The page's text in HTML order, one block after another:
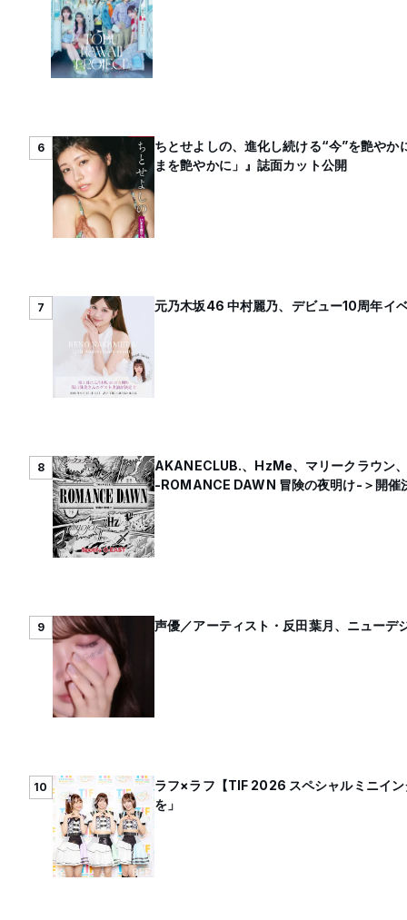
6
ちとせよしの、進化し続ける“今”を艶や
まを艶やかに」』誌面カット公開
7 元乃木坂46 中村麗乃、デビュー10周年イ
8
AKANECLUB.、HzMe、マリークラウ
-ROMANCE DAWN 冒険の夜明け-＞開催
9 声優／アーティスト・反田葉月、ニュー
10
ラフ×ラフ【TIF 2026 スペシャルミニイ
を」